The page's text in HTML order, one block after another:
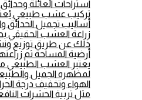
استراحات العائلة
تركيب عشب طبيعي
أساليب تجميل الحدائق
زراعة العشب الحقيقي
ذلك عن طريق توزيع
أرضية المساحة ثم
يعتبر العشب الطبيعي
لمظهره الجميل
الهواء وتخفيف درجة
مثل تربية الحشرات